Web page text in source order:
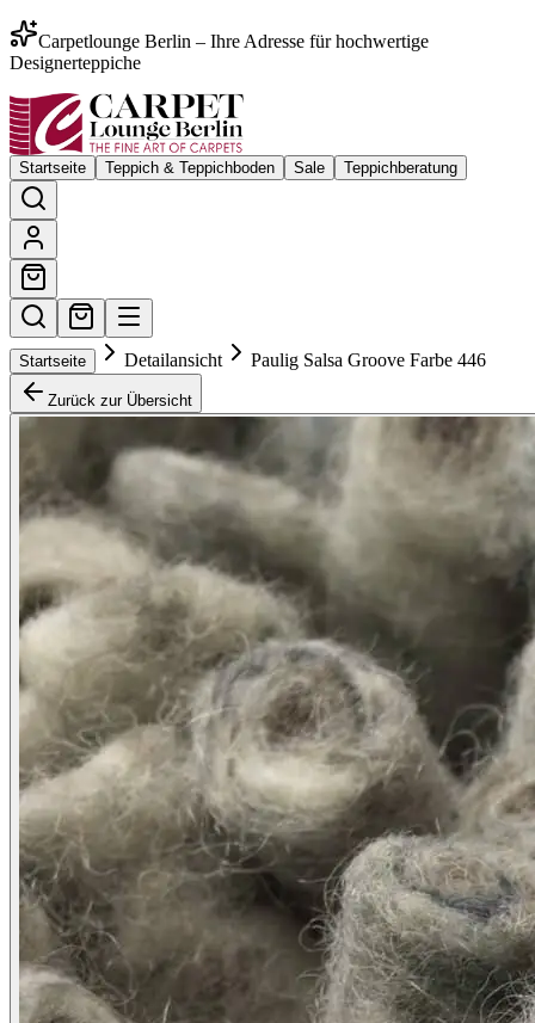
Carpetlounge Berlin – Ihre Adresse für hochwertige
Designerteppiche
Startseite Teppich & Teppichboden Sale Teppichberatung
Startseite Detailansicht Paulig Salsa Groove Farbe 446
Zurück zur Übersicht